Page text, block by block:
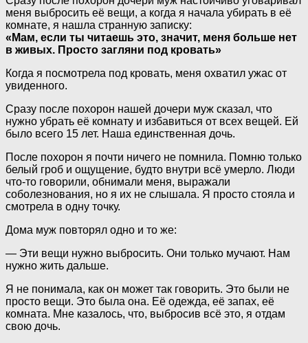
меня выбросить её вещи, а когда я начала убирать в её
комнате, я нашла странную записку:
«Мам, если ты читаешь это, значит, меня больше нет
в живых. Просто загляни под кровать»
Когда я посмотрела под кровать, меня охватил ужас от
увиденного.
Сразу после похорон нашей дочери муж сказал, что
нужно убрать её комнату и избавиться от всех вещей. Ей
было всего 15 лет. Наша единственная дочь.
После похорон я почти ничего не помнила. Помню только
белый гроб и ощущение, будто внутри всё умерло. Люди
что-то говорили, обнимали меня, выражали
соболезнования, но я их не слышала. Я просто стояла и
смотрела в одну точку.
Дома муж повторял одно и то же:
— Эти вещи нужно выбросить. Они только мучают. Нам
нужно жить дальше.
Я не понимала, как он может так говорить. Это были не
просто вещи. Это была она. Её одежда, её запах, её
комната. Мне казалось, что, выбросив всё это, я отдам
свою дочь.